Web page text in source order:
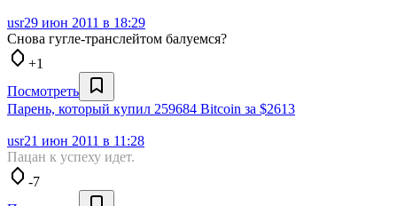
usr29 июн 2011 в 18:29
Снова гугле-транслейтом балуемся?
+1
Посмотреть
Парень, который купил 259684 Bitcoin за $2613
usr21 июн 2011 в 11:28
Пацан к успеху идет.
-7